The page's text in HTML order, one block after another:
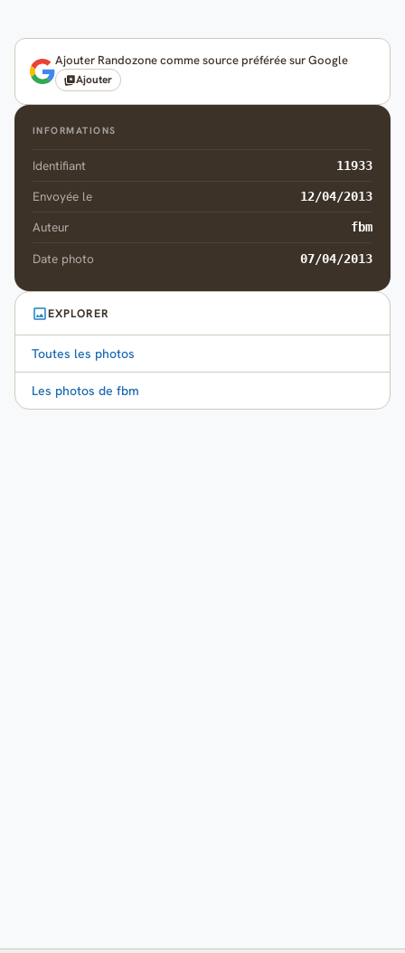
Ajouter Randozone comme source préférée sur Google
Ajouter
INFORMATIONS
Identifiant 11933
Envoyée le 12/04/2013
Auteur fbm
Date photo 07/04/2013
EXPLORER
Toutes les photos
Les photos de fbm